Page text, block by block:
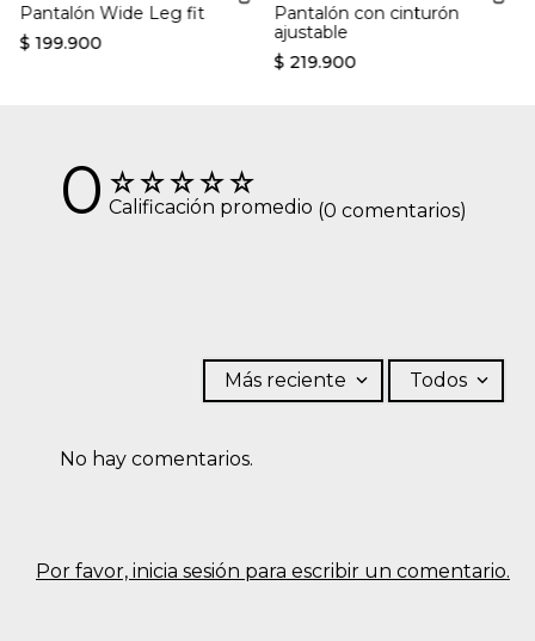
Pantalón Wide Leg fit
$ 199.900
Pantalón con cinturón
ajustable
$ 219.900
☆☆☆☆☆
0 Calificación promedio (0 comentarios)
Por favor, inicia sesión para escribir un comentario.
Más reciente Todos
No hay comentarios.